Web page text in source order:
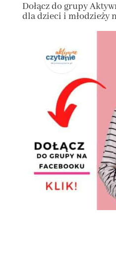
Dołączdo grupy
dla dzieci i młodzieży